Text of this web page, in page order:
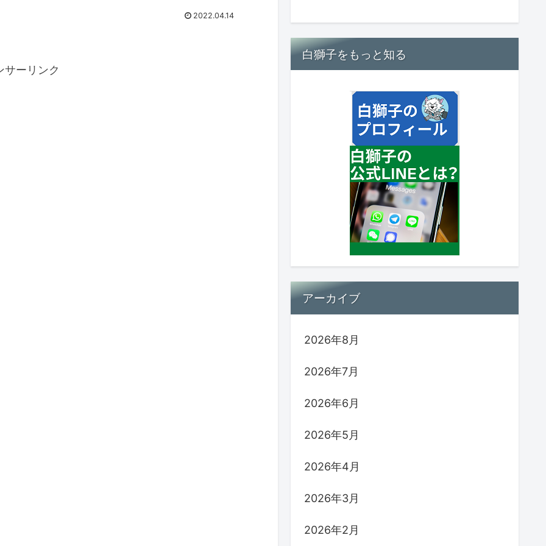
2022.04.14
サーリンク
白獅子をもっと知る
アーカイブ
2026年8月
2026年7月
2026年6月
2026年5月
2026年4月
2026年3月
2026年2月